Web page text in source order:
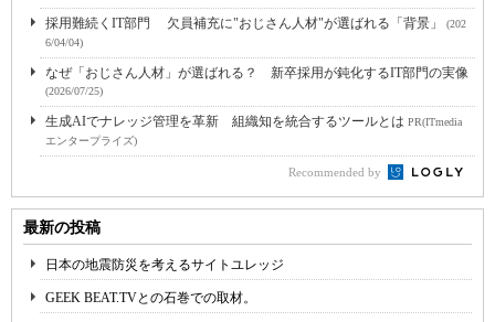
採用難続くIT部門 欠員補充に"おじさん人材"が選ばれる「背景」
(202
6/04/04)
なぜ「おじさん人材」が選ばれる？ 新卒採用が鈍化するIT部門の実像
(2026/07/25)
生成AIでナレッジ管理を革新 組織知を統合するツールとは PR(ITmedia
エンタープライズ)
Recommended by
最新の投稿
日本の地震防災を考えるサイトユレッジ
GEEK BEAT.TVとの石巻での取材。